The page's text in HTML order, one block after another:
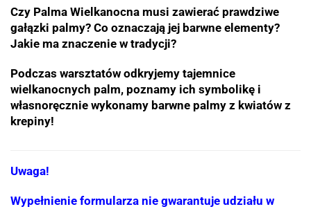
Czy Palma Wielkanocna musi zawierać prawdziwe
gałązki palmy? Co oznaczają jej barwne elementy?
Jakie ma znaczenie w tradycji?
Podczas warsztatów odkryjemy tajemnice
wielkanocnych palm, poznamy ich symbolikę i
własnoręcznie wykonamy barwne palmy z kwiatów z
krepiny!
Uwaga!
Wypełnienie formularza nie gwarantuje udziału w